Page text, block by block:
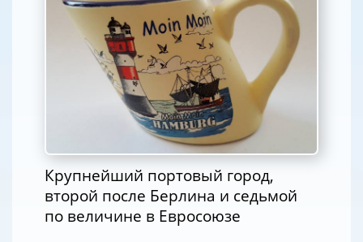
Крупнейший портовый город,
второй после Берлина и седьмой
по величине в Евросоюзе